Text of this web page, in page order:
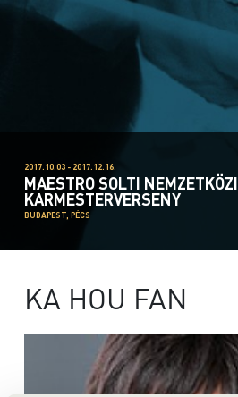
2017.10.03 - 2017.12.16.
MAESTRO SOLTI NEMZETKÖZI
KARMESTERVERSENY
BUDAPEST, PÉCS
KA HOU FAN